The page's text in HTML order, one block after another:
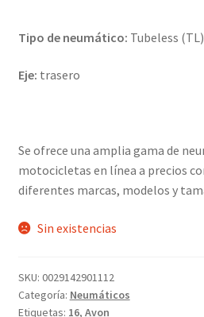
Tipo de neumático: Tubeless (TL)
Eje: trasero
Se ofrece una amplia gama de
motocicletas en línea a precios
diferentes marcas, modelos y
Sin existencias
SKU: 0029142901112
Categoría: Neumáticos
Etiquetas: 16, Avon